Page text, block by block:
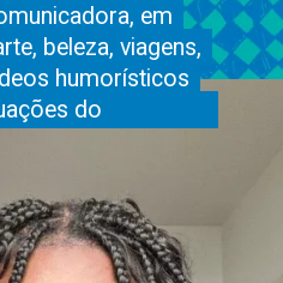
em
beleza, viagens,
humorísticos
do cotidiano.
em
beleza, viagens,
humorísticos
do